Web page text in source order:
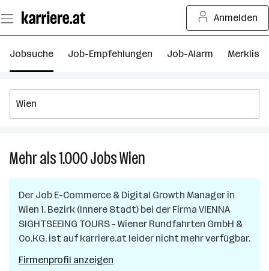
Seiteninhalt
springen
Anmelden
Jobsuche Job-Empfehlungen Job-Alarm Merkliste
Mehr als 1.000JobsWien
Jobs
in
Wien
Der Job E-Commerce & Digital Growth Manager in
Wien 1. Bezirk (Innere Stadt) bei der Firma VIENNA
SIGHTSEEING TOURS - Wiener Rundfahrten GmbH &
Co.KG. ist auf karriere.at leider nicht mehr verfügbar.
Firmenprofil anzeigen